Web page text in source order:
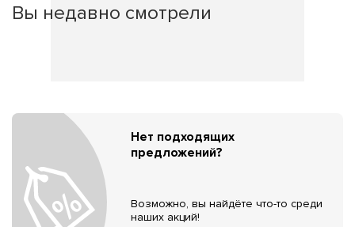
Вы недавно смотрели
Нет подходящих
предложений?
Возможно, вы найдёте что-то среди
наших акций!